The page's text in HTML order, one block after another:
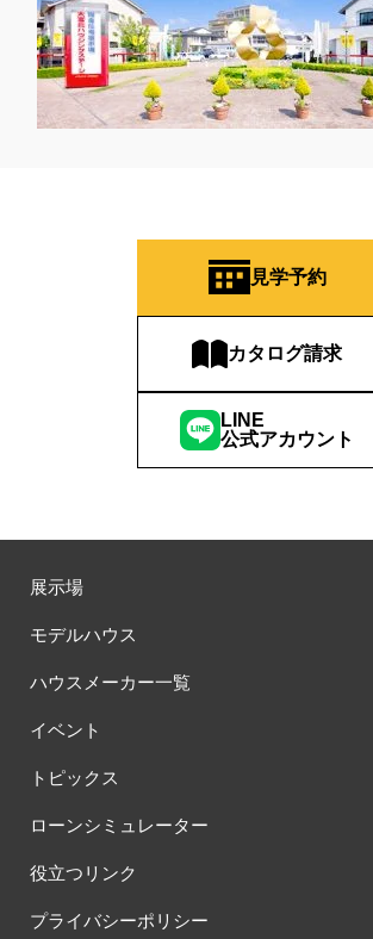
見学予約
カタログ請求
LINE
公式アカウント
展示場
モデルハウス
ハウスメーカー一覧
イベント
トピックス
ローンシミュレーター
役立つリンク
プライバシーポリシー